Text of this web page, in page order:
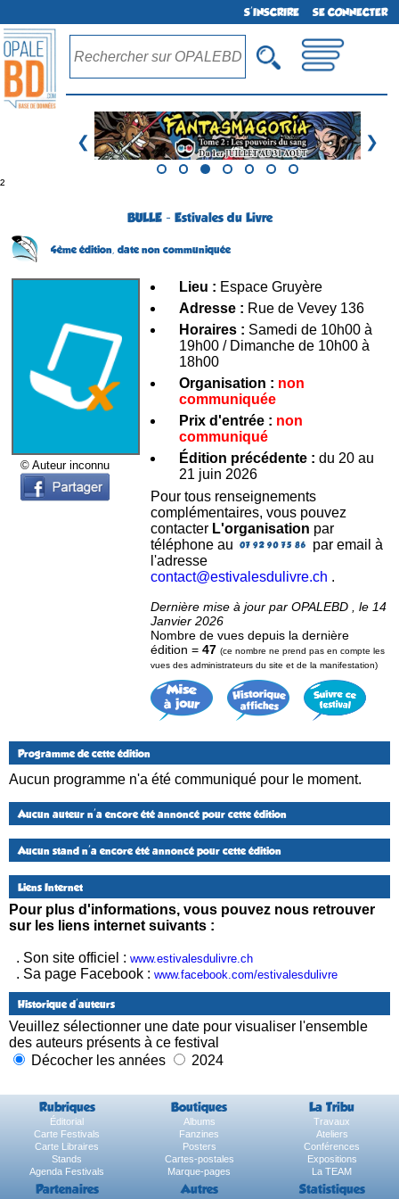
S'INSCRIRE SE CONNECTER
❮ ❯
²
BULLE - Estivales du Livre
4ème édition, date non communiquée
© Auteur inconnu
Lieu : Espace Gruyère
Adresse : Rue de Vevey 136
Horaires : Samedi de 10h00 à
19h00 / Dimanche de 10h00 à
18h00
Organisation : non
communiquée
Prix d'entrée : non
communiqué
Édition précédente : du 20 au
21 juin 2026
Pour tous renseignements
complémentaires, vous pouvez
contacter L'organisation par
téléphone au
par email à
l'adresse
contact@estivalesdulivre.ch .
Dernière mise à jour par OPALEBD , le 14
Janvier 2026
Nombre de vues depuis la dernière
édition = 47 (ce nombre ne prend pas en compte les
vues des administrateurs du site et de la manifestation)
Programme de cette édition
Aucun programme n'a été communiqué pour le moment.
Aucun auteur n'a encore été annoncé pour cette édition
Aucun stand n'a encore été annoncé pour cette édition
Liens Internet
Pour plus d'informations, vous pouvez nous retrouver
sur les liens internet suivants :
. Son site officiel : www.estivalesdulivre.ch
. Sa page Facebook : www.facebook.com/estivalesdulivre
Historique d'auteurs
Veuillez sélectionner une date pour visualiser l'ensemble
des auteurs présents à ce festival
Décocher les années
2024
Rubriques Boutiques La Tribu
Éditorial Albums
Travaux
Carte Festivals
Fanzines
Ateliers
Carte Libraires
Posters
Conférences
Stands
Cartes-postales
Expositions
Agenda Festivals
Marque-pages La TEAM
Partenaires Autres Statistiques